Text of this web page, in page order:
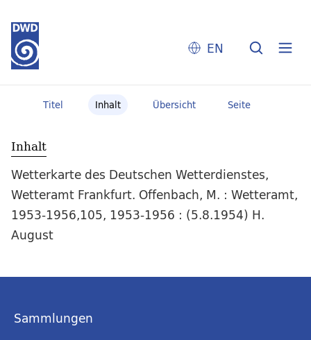
EN
Titel Inhalt Übersicht Seite
Inhalt
Wetterkarte des Deutschen Wetterdienstes,
Wetteramt Frankfurt. Offenbach, M. : Wetteramt,
1953-1956,105, 1953-1956 : (5.8.1954) H.
August
Sammlungen